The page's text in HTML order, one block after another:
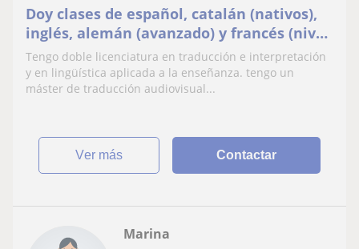
Doy clases de español, catalán (nativos),
inglés, alemán (avanzado) y francés (nivel
medio)
Tengo doble licenciatura en traducción e interpretación
y en lingüística aplicada a la enseñanza. tengo un
máster de traducción audiovisual...
ver más Contactar
Marina